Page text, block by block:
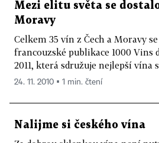
Mezi elitu světa se
Moravy
Celkem 35 vín z Čech a Moravy
francouzské publikace 1000 Vins
2011, která sdružuje nejlepší vína
24. 11. 2010 ▪ 1 min. čtení
Nalijme si českého vína